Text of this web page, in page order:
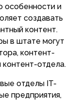
особенности и
создавать
контент.
в штате могут
контент-
отдела.
отделы IT-
предприятия,